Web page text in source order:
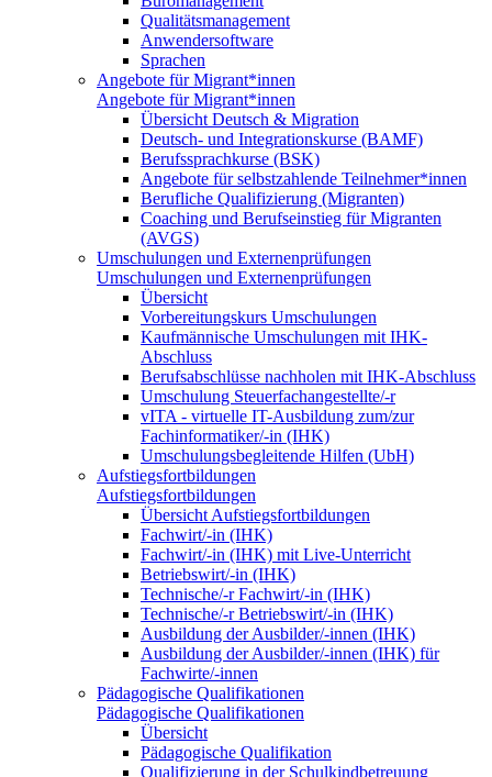
Qualitätsmanagement
Anwendersoftware
Sprachen
Angebote für Migrant*innen
Angebote für Migrant*innen
Übersicht Deutsch & Migration
Deutsch- und Integrationskurse (BAMF)
Berufssprachkurse (BSK)
Angebote für selbstzahlende Teilnehmer*innen
Berufliche Qualifizierung (Migranten)
Coaching und Berufseinstieg für Migranten
(AVGS)
Umschulungen und Externenprüfungen
Umschulungen und Externenprüfungen
Übersicht
Vorbereitungskurs Umschulungen
Kaufmännische Umschulungen mit IHK-
Abschluss
Berufsabschlüsse nachholen mit IHK-Abschluss
Umschulung Steuerfachangestellte/-r
vITA - virtuelle IT-Ausbildung zum/zur
Fachinformatiker/-in (IHK)
Umschulungsbegleitende Hilfen (UbH)
Aufstiegsfortbildungen
Aufstiegsfortbildungen
Übersicht Aufstiegsfortbildungen
Fachwirt/-in (IHK)
Fachwirt/-in (IHK) mit Live-Unterricht
Betriebswirt/-in (IHK)
Technische/-r Fachwirt/-in (IHK)
Technische/-r Betriebswirt/-in (IHK)
Ausbildung der Ausbilder/-innen (IHK)
Ausbildung der Ausbilder/-innen (IHK) für
Fachwirte/-innen
Pädagogische Qualifikationen
Pädagogische Qualifikationen
Übersicht
Pädagogische Qualifikation
Qualifizierung in der Schulkindbetreuung